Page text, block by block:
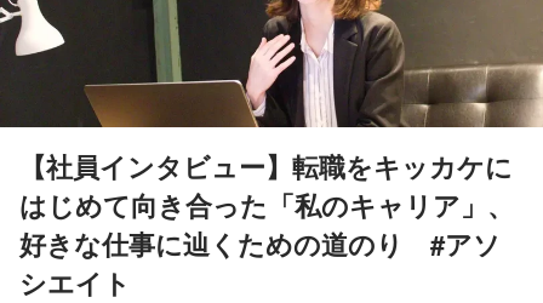
【社員インタビュー】転職をキッカケに
はじめて向き合った「私のキャリア」、
好きな仕事に辿くための道のり #アソ
シエイト